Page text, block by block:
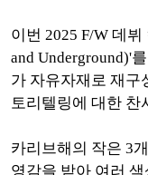
이번 2025 F/W 데
and Underground)'
가 자유자재로 재구
토리텔링에 대한 찬
카리브해의 작은 3
영감을 받아 여러